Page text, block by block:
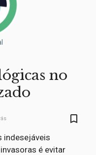
no
bookmark_border
indesejáveis
é evitar